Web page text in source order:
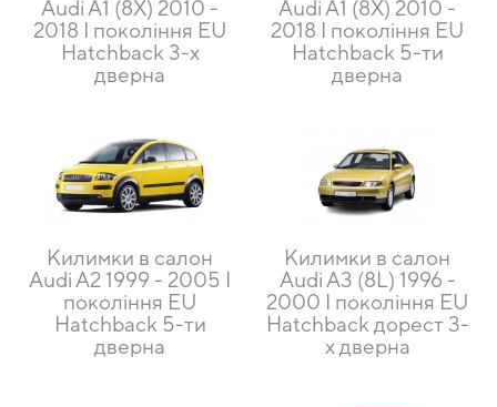
Audi A1 (8X) 2010 -
2018 I покоління EU
Hatchback 3-х
дверна
Audi A1 (8X) 2010 -
2018 I покоління EU
Hatchback 5-ти
дверна
Килимки в салон
Audi A2 1999 - 2005 I
покоління EU
Hatchback 5-ти
дверна
Килимки в салон
Audi A3 (8L) 1996 -
2000 I покоління EU
Hatchback дорест 3-
х дверна